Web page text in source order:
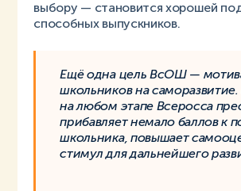
выбору — становится хорошей
способных выпускников.
Ещё одна цель ВсОШ —
школьников на
на любом этапе Всеросса
прибавляет немало баллов к
школьника, повышает
стимул для дальнейшего